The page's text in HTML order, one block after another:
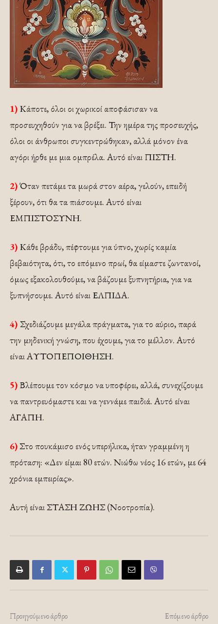
1) Κάποτε, όλοι οι χωρικοί αποφάσισαν να
προσευχηθούν για να βρέξει. Την ημέρα της προσευχής,
όλοι οι άνθρωποι συγκεντρώθηκαν, αλλά μόνον ένα
αγόρι ήρθε με μια ομπρέλα. Αυτό είναι ΠΙΣΤΗ.
2)Όταν πετάμε τα μωρά στον αέρα, γελούν, επειδή
ξέρουν, ότι θα τα πιάσουμε. Αυτό είναι
ΕΜΠΙΣΤΟΣΥΝΗ.
3) Κάθε βράδυ, πέφτουμε για ύπνο, χωρίς καμία
βεβαιότητα, ότι, το επόμενο πρωί, θα είμαστε ζωντανοί,
όμως εξακολουθούμε, να βάζουμε ξυπνητήρια, για να
ξυπνήσουμε. Αυτό είναι ΕΛΠΙΔΑ.
4) Σχεδιάζουμε μεγάλα πράγματα, για το αύριο, παρά
την μηδενική γνώση, που έχουμε, για το μέλλον. Αυτό
είναι ΑΥΤΟΠΕΠΟΙΘΗΣΗ.
5) Βλέπουμε τον κόσμο να υποφέρει, αλλά, συνεχίζουμε
να παντρευόμαστε και να γεννάμε παιδιά. Αυτό είναι
ΑΓΑΠΗ.
6)Στο πουκάμισο ενός υπερήλικα, ήταν γραμμένη η
πρόταση: «Δεν είμαι 80 ετών. Νιώθω νέος 16 ετών, με 64
χρόνια εμπειρίας».
Αυτή είναι ΣΤΑΣΗ ΖΩΗΣ (Νοοτροπία).
Προηγούμενο άρθρο Επόμενο άρθρο